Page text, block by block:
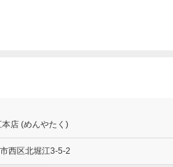
店 (めんやたく)
西区北堀江3-5-2